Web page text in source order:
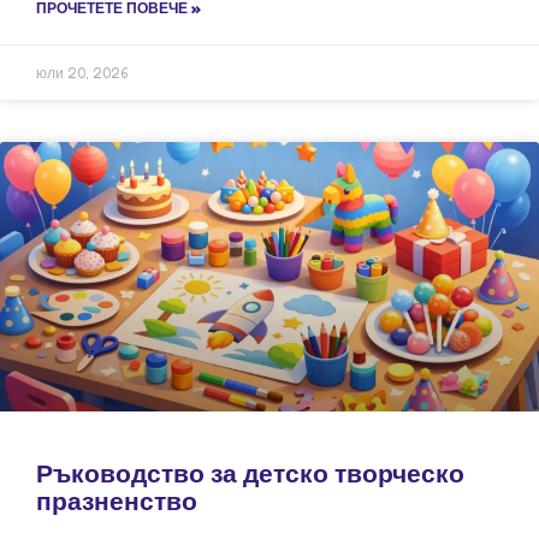
ПРОЧЕТЕТЕ ПОВЕЧЕ »
юли 20, 2026
Ръководство за детско творческо
празненство